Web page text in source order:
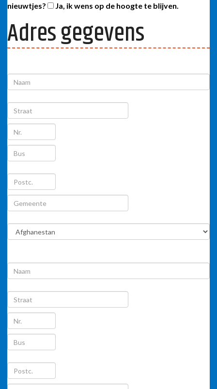
nieuwtjes?
Ja, ik wens op de hoogte te blijven.
Adres gegevens